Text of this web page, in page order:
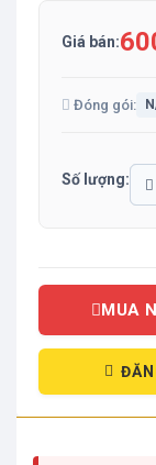
Giá bán:
Đóng gói:
Số lượng:
MUA